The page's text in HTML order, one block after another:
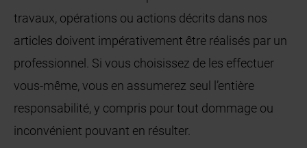
travaux, opérations ou actions décrits dans nos
articles doivent impérativement être réalisés par un
professionnel. Si vous choisissez de les effectuer
vous-même, vous en assumerez seul l’entière
responsabilité, y compris pour tout dommage ou
inconvénient pouvant en résulter.